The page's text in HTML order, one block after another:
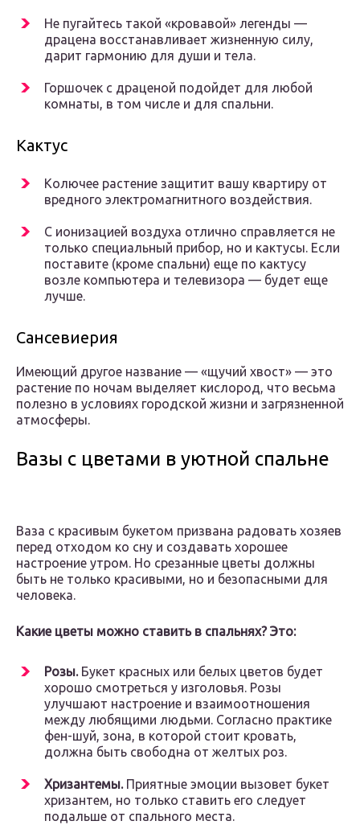
Не пугайтесь такой «кровавой» легенды —
драцена восстанавливает жизненную силу,
дарит гармонию для души и тела.
Горшочек с драценой подойдет для любой
комнаты, в том числе и для спальни.
Кактус
Колючее растение защитит вашу квартиру от
вредного электромагнитного воздействия.
С ионизацией воздуха отлично справляется не
только специальный прибор, но и кактусы. Если
поставите (кроме спальни) еще по кактусу
возле компьютера и телевизора — будет еще
лучше.
Сансевиерия
Имеющий другое название — «щучий хвост» — это
растение по ночам выделяет кислород, что весьма
полезно в условиях городской жизни и загрязненной
атмосферы.
Вазы с цветами в уютной спальне
Ваза с красивым букетом призвана радовать хозяев
перед отходом ко сну и создавать хорошее
настроение утром. Но срезанные цветы должны
быть не только красивыми, но и безопасными для
человека.
Какие цветы можно ставить в спальнях? Это:
Розы.Букет красных или белых цветов будет
хорошо смотреться у изголовья. Розы
улучшают настроение и взаимоотношения
между любящими людьми. Согласно практике
фен-шуй, зона, в которой стоит кровать,
должна быть свободна от желтых роз.
Хризантемы.Приятные эмоции вызовет букет
хризантем, но только ставить его следует
подальше от спального места.